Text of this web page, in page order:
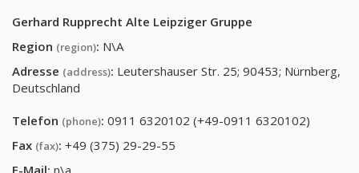
Gerhard Rupprecht Alte Leipziger Gruppe
Region (region): N\A
Adresse (address): Leutershauser Str. 25; 90453; Nürnberg,
Deutschland
Telefon (phone): 0911 6320102 (+49-0911 6320102)
Fax (fax): +49 (375) 29-29-55
E-Mail: n\a